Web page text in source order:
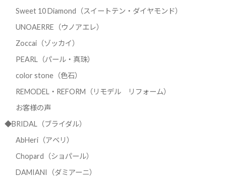
Sweet 10 Diamond（スイートテン・ダイヤモンド）
UNOAERRE（ウノアエレ）
Zoccai（ゾッカイ）
PEARL（パール・真珠）
color stone（色石）
REMODEL・REFORM（リモデル リフォーム）
お客様の声
◆BRIDAL（ブライダル）
AbHeri（アベリ）
Chopard（ショパール）
DAMIANI（ダミアーニ）